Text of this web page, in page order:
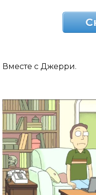
Вместе с Джерри.